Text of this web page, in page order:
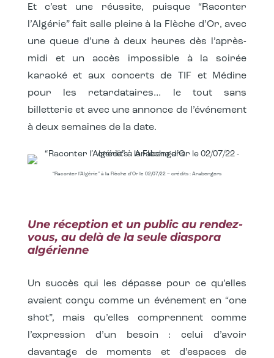
Et c’est une réussite, puisque “Raconter
l’Algérie” fait salle pleine à la Flèche d’Or, avec
une queue d’une à deux heures dès l’après-
midi et un accès impossible à la soirée
karaoké et aux concerts de TIF et Médine
pour les retardataires… le tout sans
billetterie et avec une annonce de l’événement
à deux semaines de la date.
“Raconter l’Algérie” à la Flèche d’Or le 02/07/22 – crédits : Arabengers
Une réception et un public au rendez-
vous, au delà de la seule diaspora
algérienne
Un succès qui les dépasse pour ce qu’elles
avaient conçu comme un événement en “one
shot”, mais qu’elles comprennent comme
l’expression d’un besoin : celui d’avoir
davantage de moments et d’espaces de